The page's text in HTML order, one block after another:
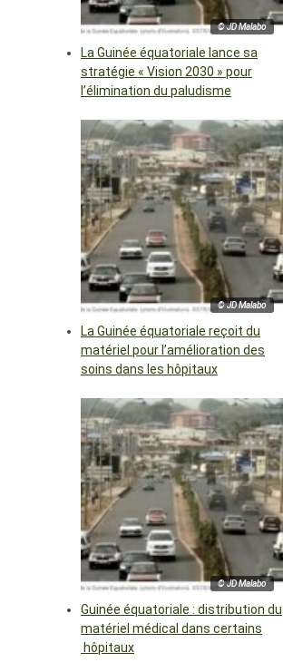
© JD Malabo
La Guinée équatoriale lance sa
stratégie « Vision 2030 » pour
l’élimination du paludisme
© JD Malabo
La Guinée équatoriale reçoit du
matériel pour l’amélioration des
soins dans les hôpitaux
© JD Malabo
Guinée équatoriale : distribution du
matériel médical dans certains
hôpitaux